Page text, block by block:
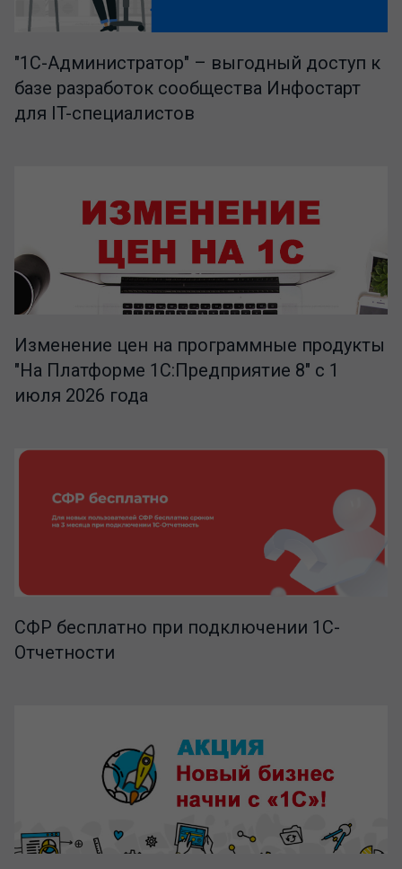
"1C-Администратор" – выгодный доступ к
базе разработок сообщества Инфостарт
для IT-специалистов
Изменение цен на программные продукты
"На Платформе 1С:Предприятие 8" с 1
июля 2026 года
СФР бесплатно при подключении 1С-
Отчетности